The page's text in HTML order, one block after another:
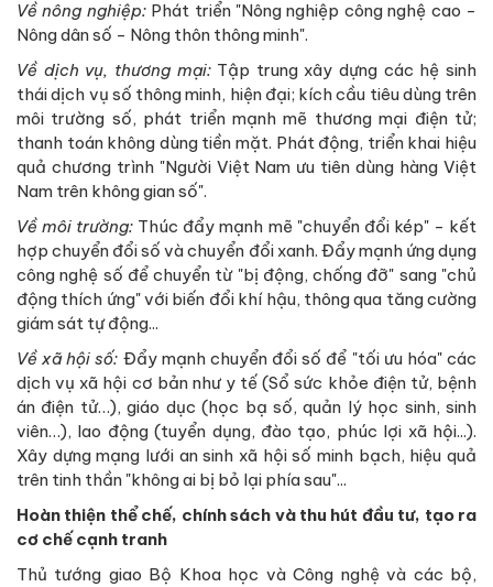
Về nông nghiệp:Phát triển "Nông nghiệp công nghệ cao -
Nông dân số - Nông thôn thông minh".
Về dịch vụ, thương mại:Tập trung xây dựng các hệ sinh
thái dịch vụ số thông minh, hiện đại; kích cầu tiêu dùng trên
môi trường số, phát triển mạnh mẽ thương mại điện tử;
thanh toán không dùng tiền mặt. Phát động, triển khai hiệu
quả chương trình "Người Việt Nam ưu tiên dùng hàng Việt
Nam trên không gian số".
Về môi trường: Thúc đẩy mạnh mẽ "chuyển đổi kép" - kết
hợp chuyển đổi số và chuyển đổi xanh. Đẩy mạnh ứng dụng
công nghệ số để chuyển từ "bị động, chống đỡ" sang "chủ
động thích ứng" với biến đổi khí hậu, thông qua tăng cường
giám sát tự động...
Về xã hội số: Đẩy mạnh chuyển đổi số để "tối ưu hóa" các
dịch vụ xã hội cơ bản như y tế (Sổ sức khỏe điện tử, bệnh
án điện tử…), giáo dục (học bạ số, quản lý học sinh, sinh
viên…), lao động (tuyển dụng, đào tạo, phúc lợi xã hội...).
Xây dựng mạng lưới an sinh xã hội số minh bạch, hiệu quả
trên tinh thần "không ai bị bỏ lại phía sau"...
Hoàn thiện thể chế, chính sách và thu hút đầu tư, tạo ra
cơ chế cạnh tranh
Thủ tướng giao Bộ Khoa học và Công nghệ và các bộ,